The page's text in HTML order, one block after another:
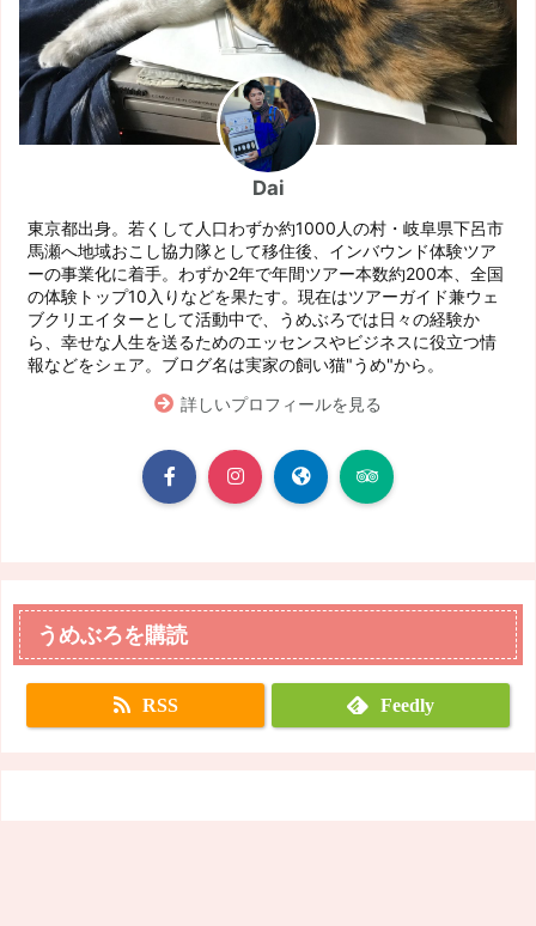
Dai
東京都出身。若くして人口わずか約1000人の村・岐阜県下呂市
馬瀬へ地域おこし協力隊として移住後、インバウンド体験ツア
ーの事業化に着手。わずか2年で年間ツアー本数約200本、全国
の体験トップ10入りなどを果たす。現在はツアーガイド兼ウェ
ブクリエイターとして活動中で、うめぶろでは日々の経験か
ら、幸せな人生を送るためのエッセンスやビジネスに役立つ情
報などをシェア。ブログ名は実家の飼い猫"うめ"から。
詳しいプロフィールを見る
うめぶろを購読
RSS Feedly